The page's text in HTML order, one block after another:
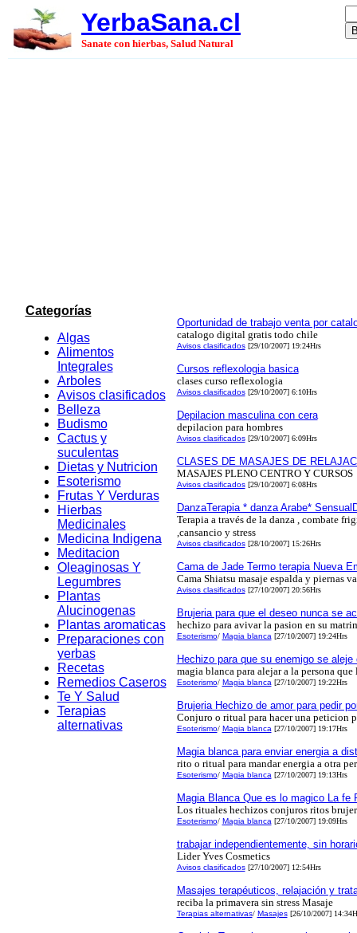
YerbaSana.cl
Sanate con hierbas, Salud Natural
Categorías
Algas
Alimentos
Integrales
Arboles
Avisos clasificados
Belleza
Budismo
Cactus y
suculentas
Dietas y Nutricion
Esoterismo
Frutas Y Verduras
Hierbas
Medicinales
Medicina Indigena
Meditacion
Oleaginosas Y
Legumbres
Plantas
Alucinogenas
Plantas aromaticas
Preparaciones con
yerbas
Recetas
Remedios Caseros
Te Y Salud
Terapias
alternativas
Oportunidad de trabajo venta por
catalogo digital gratis todo chile
Avisos clasificados[29/10/2007] 19:24Hrs
Cursos reflexologia basica
clases curso reflexologia
Avisos clasificados[29/10/2007] 6:10Hrs
Depilacion masculina con cera
depilacion para hombres
Avisos clasificados[29/10/2007] 6:09Hrs
CLASES DE MASAJES DE
MASAJES PLENO CENTRO Y CURSOS
Avisos clasificados[29/10/2007] 6:08Hrs
DanzaTerapia * danza Arabe*
Terapia a través de la danza , combate
,cansancio y stress
Avisos clasificados[28/10/2007] 15:26Hrs
Cama de Jade Termo terapia Nueva
Cama Shiatsu masaje espalda y piernas
Avisos clasificados[27/10/2007] 20:56Hrs
Brujeria para que el deseo nunca se
hechizo para avivar la pasion en su
Esoterismo/ Magia blanca [27/10/2007] 19:24Hrs
Hechizo para que su enemigo se aleje
magia blanca para alejar a la persona que
Esoterismo/ Magia blanca [27/10/2007] 19:22Hrs
Brujeria Hechizo de amor para pedir
Conjuro o ritual para hacer una peticion
Esoterismo/ Magia blanca [27/10/2007] 19:17Hrs
Magia blanca para enviar energia a
rito o ritual para mandar energia a otra
Esoterismo/ Magia blanca [27/10/2007] 19:13Hrs
Magia Blanca Que es lo magico La fe
Los rituales hechizos conjuros ritos
Esoterismo/ Magia blanca [27/10/2007] 19:09Hrs
trabajar independientemente, sin
Lider Yves Cosmetics
Avisos clasificados[27/10/2007] 12:54Hrs
Masajes terapéuticos, relajación y
reciba la primavera sin stress Masaje
Terapias alternativas/ Masajes[26/10/2007]